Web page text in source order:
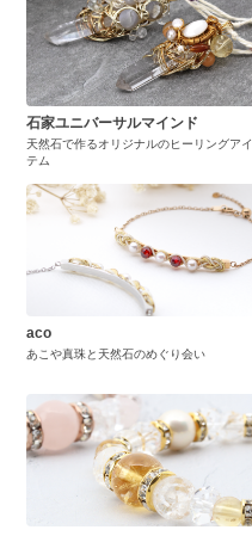
石家ユニバーサルマインド
天然石で作るオリジナルのヒーリングアイ
テム
aco
あこや真珠と天然石のめぐり会い